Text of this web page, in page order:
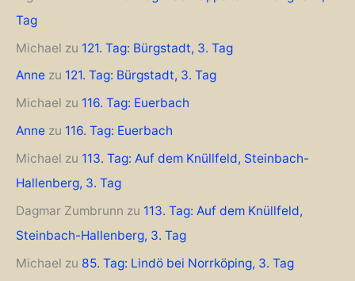
Tag
Michael zu 121. Tag: Bürgstadt, 3. Tag
Anne zu 121. Tag: Bürgstadt, 3. Tag
Michael zu 116. Tag: Euerbach
Anne zu 116. Tag: Euerbach
Michael zu 113. Tag: Auf dem Knüllfeld, Steinbach-
Hallenberg, 3. Tag
Dagmar Zumbrunn zu 113. Tag: Auf dem Knüllfeld,
Steinbach-Hallenberg, 3. Tag
Michael zu 85. Tag: Lindö bei Norrköping, 3. Tag